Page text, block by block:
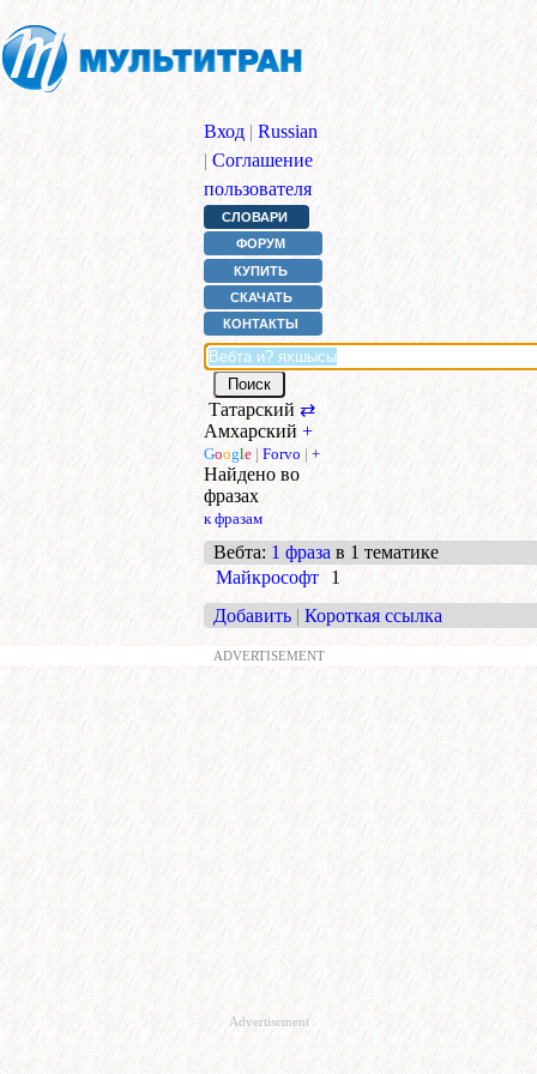
Вход | Russian
| Соглашение
пользователя
СЛОВАРИ
ФОРУМ
КУПИТЬ
СКАЧАТЬ
КОНТАКТЫ
Татарский ⇄
Амхарский +
Google | Forvo | +
Найдено во
фразах
к фразам
Вебта: 1 фраза в 1 тематике
Майкрософт
1
Добавить | Короткая ссылка
ADVERTISEMENT
Advertisement